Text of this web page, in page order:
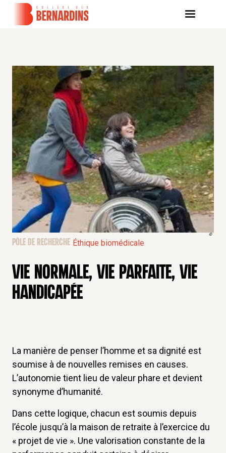
©
PÔLE DE RECHERCHE Éthique biomédicale
VIE NORMALE, VIE PARFAITE, VIE
HANDICAPÉE
La manière de penser l’homme et sa dignité est
soumise à de nouvelles remises en causes.
L’autonomie tient lieu de valeur phare et devient
synonyme d’humanité.
Dans cette logique, chacun est soumis depuis
l’école jusqu’à la maison de retraite à l’exercice du
« projet de vie ». Une valorisation constante de la